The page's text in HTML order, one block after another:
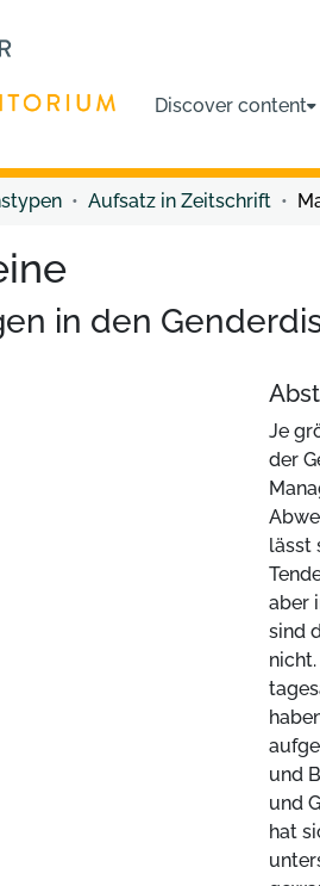
Discover content
Aufsatz in Zeitschrift
in den
Je
der
lässt
aber
sind
und
und
hat